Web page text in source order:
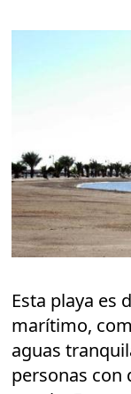
Esta playa es
marítimo,
aguas
personas con